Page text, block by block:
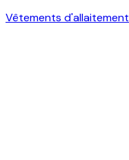
Vêtements d'allaitement